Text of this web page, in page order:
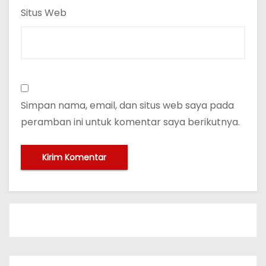
Situs Web
Simpan nama, email, dan situs web saya pada
peramban ini untuk komentar saya berikutnya.